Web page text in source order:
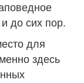
до сих пор.
для
здесь